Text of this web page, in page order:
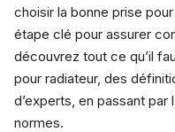
choisir la bonne prise
étape clé pour assurer
découvrez tout ce qu’il
pour radiateur, des
d’experts, en passant par
normes.